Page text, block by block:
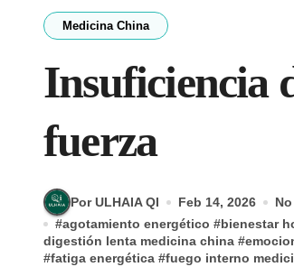
Medicina China
Insuficiencia
fuerza
Por ULHAIA QI Feb 14, 2026
#agotamiento energético #bienestar
digestión lenta medicina china #
#fatiga energética #fuego interno